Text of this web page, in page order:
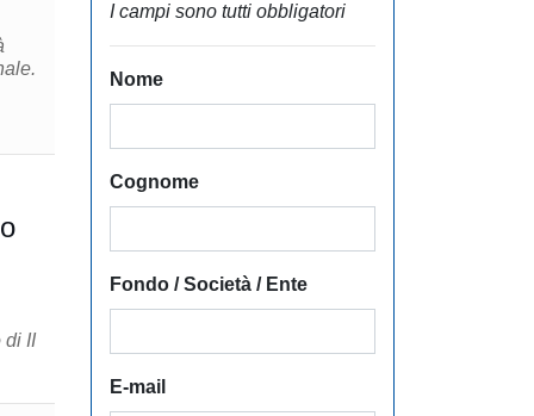
di II
I campi sono tutti obbligatori
Nome
Cognome
Fondo / Società / Ente
E-mail